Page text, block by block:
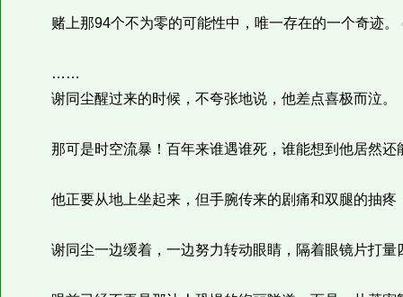
赌上那94个不为零的可能性中，唯一存在的一个奇迹。
……
谢同尘醒过来的时候，不夸张地说，他差点喜极而泣。
那可是时空流暴！百年来谁遇谁死，谁能想到他居然还
他正要从地上坐起来，但手腕传来的剧痛和双腿的抽疼
谢同尘一边缓着，一边努力转动眼睛，隔着眼镜片打量